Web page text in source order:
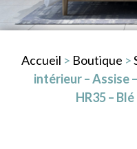
Accueil > Boutique >
intérieur – Assise
HR35 –